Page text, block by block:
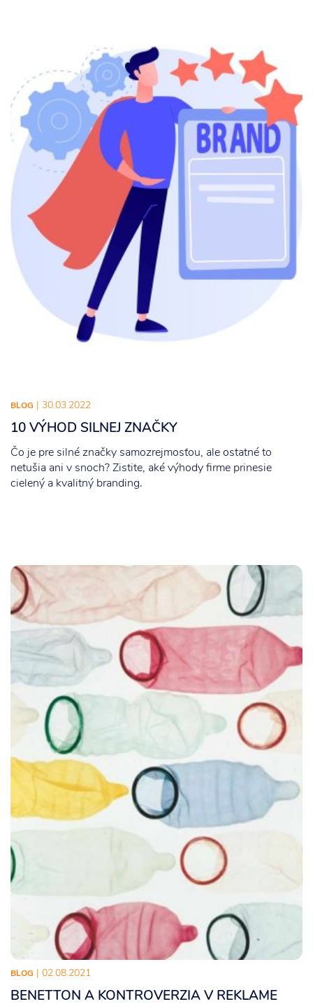
BLOG | 30.03.2022
10 VÝHOD SILNEJ ZNAČKY
Čo je pre silné značky samozrejmosťou, ale ostatné to
netušia ani v snoch? Zistite, aké výhody firme prinesie
cielený a kvalitný branding.
BLOG | 02.08.2021
BENETTON A KONTROVERZIA V REKLAME